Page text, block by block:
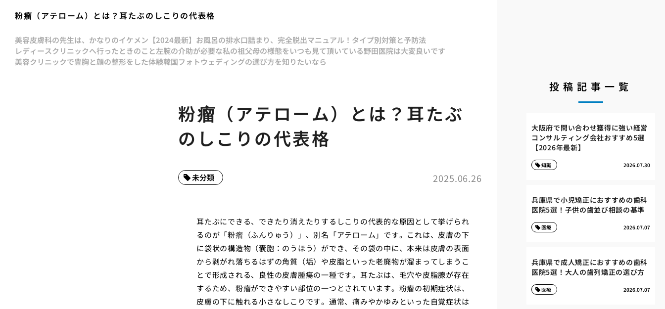
粉瘤（アテローム）とは？耳たぶのしこりの代表格
美容皮膚科の先生は、かなりのイケメン 【2024最新】お風呂の排水口詰まり、完全脱出マニュアル！タイプ別対策と予防法
レディースクリニックへ行ったときのこと左腕の介助が必要な私の祖父母の様態をいつも見て頂いている野田医院は大変良いです
美容クリニックで豊胸と顔の整形をした体験韓国フォトウェディングの選び方を知りたいなら
粉瘤（アテローム）とは？耳たぶ
のしこりの代表格
2025.06.26
未分類
耳たぶにできる、できたり消えたりするしこりの代表的な原因として挙げられ
るのが「粉瘤（ふんりゅう）」、別名「アテローム」です。これは、皮膚の下
に袋状の構造物（嚢胞：のうほう）ができ、その袋の中に、本来は皮膚の表面
から剥がれ落ちるはずの角質（垢）や皮脂といった老廃物が溜まってしまうこ
とで形成される、良性の皮膚腫瘍の一種です。耳たぶは、毛穴や皮脂腺が存在
するため、粉瘤ができやすい部位の一つとされています。粉瘤の初期症状は、
皮膚の下に触れる小さなしこりです。通常、痛みやかゆみといった自覚症状は
投稿記事一覧
大阪府で問い合わせ獲得に強い経営
コンサルティング会社おすすめ5選
【2026年最新】
2026.07.30
知識
兵庫県で小児矯正におすすめの歯科
医院5選！子供の歯並び相談の基準
2026.07.07
医療
兵庫県で成人矯正におすすめの歯科
医院5選！大人の歯列矯正の選び方
2026.07.07
医療